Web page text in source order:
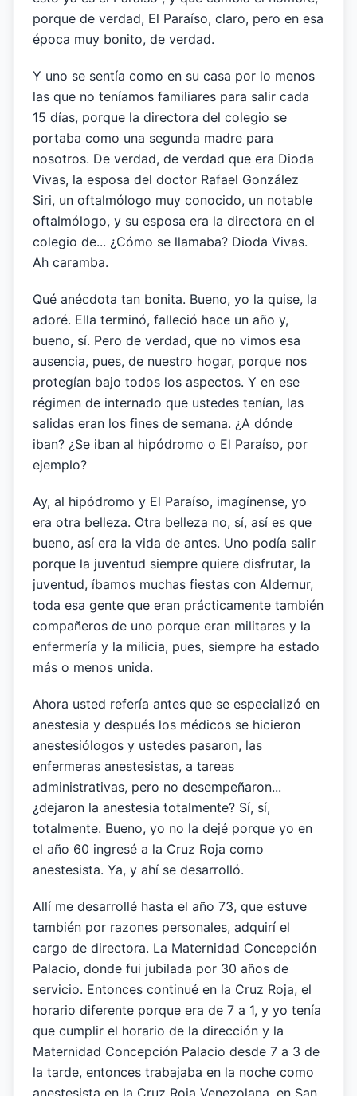
porque de verdad, El Paraíso, claro, pero en esa
época muy bonito, de verdad.
Y uno se sentía como en su casa por lo menos
las que no teníamos familiares para salir cada
15 días, porque la directora del colegio se
portaba como una segunda madre para
nosotros. De verdad, de verdad que era Dioda
Vivas, la esposa del doctor Rafael González
Siri, un oftalmólogo muy conocido, un notable
oftalmólogo, y su esposa era la directora en el
colegio de... ¿Cómo se llamaba? Dioda Vivas.
Ah caramba.
Qué anécdota tan bonita. Bueno, yo la quise, la
adoré. Ella terminó, falleció hace un año y,
bueno, sí. Pero de verdad, que no vimos esa
ausencia, pues, de nuestro hogar, porque nos
protegían bajo todos los aspectos. Y en ese
régimen de internado que ustedes tenían, las
salidas eran los fines de semana. ¿A dónde
iban? ¿Se iban al hipódromo o El Paraíso, por
ejemplo?
Ay, al hipódromo y El Paraíso, imagínense, yo
era otra belleza. Otra belleza no, sí, así es que
bueno, así era la vida de antes. Uno podía salir
porque la juventud siempre quiere disfrutar, la
juventud, íbamos muchas fiestas con Aldernur,
toda esa gente que eran prácticamente también
compañeros de uno porque eran militares y la
enfermería y la milicia, pues, siempre ha estado
más o menos unida.
Ahora usted refería antes que se especializó en
anestesia y después los médicos se hicieron
anestesiólogos y ustedes pasaron, las
enfermeras anestesistas, a tareas
administrativas, pero no desempeñaron...
¿dejaron la anestesia totalmente? Sí, sí,
totalmente. Bueno, yo no la dejé porque yo en
el año 60 ingresé a la Cruz Roja como
anestesista. Ya, y ahí se desarrolló.
Allí me desarrollé hasta el año 73, que estuve
también por razones personales, adquirí el
cargo de directora. La Maternidad Concepción
Palacio, donde fui jubilada por 30 años de
servicio. Entonces continué en la Cruz Roja, el
horario diferente porque era de 7 a 1, y yo tenía
que cumplir el horario de la dirección y la
Maternidad Concepción Palacio desde 7 a 3 de
la tarde, entonces trabajaba en la noche como
anestesista en la Cruz Roja Venezolana, en San